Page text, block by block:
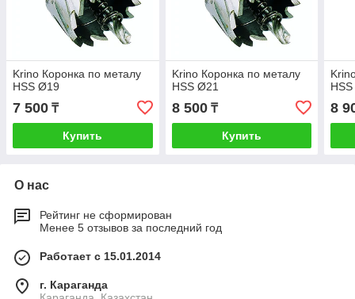
Krino Коронка по металу
HSS Ø19
7 500 ₸
Купить
Krino Коронка по металу
HSS Ø21
8 500₸
Купить
8
О нас
Рейтинг не сформирован
Менее 5 отзывов за последний год
Работает с 15.01.2014
г. Караганда